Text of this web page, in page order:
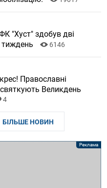
"Хуст" здобув дві
тиждень
6146
Православні
Великдень
4
БІЛЬШЕ НОВИН